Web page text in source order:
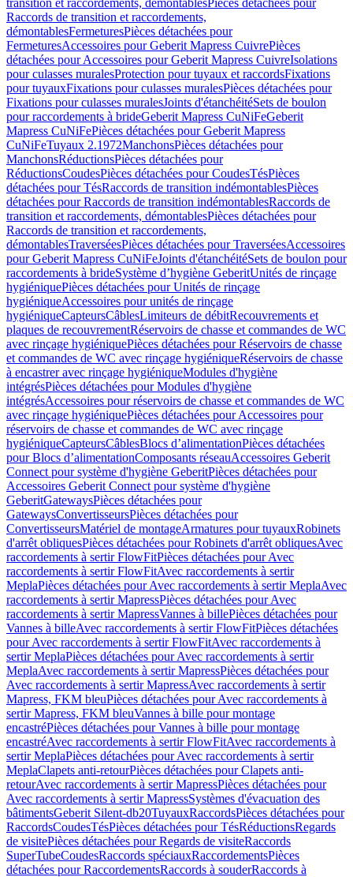
transition et raccordements, démontablesPièces détachées pour
Raccords de transition et raccordements,
démontablesFermeturesPièces détachées pour
FermeturesAccessoires pour Geberit Mapress CuivrePièces
détachées pour Accessoires pour Geberit Mapress CuivreIsolations
pour culasses muralesProtection pour tuyaux et raccordsFixations
pour tuyauxFixations pour culasses muralesPièces détachées pour
Fixations pour culasses muralesJoints d'étanchéitéSets de boulon
pour raccordements à brideGeberit Mapress CuNiFeGeberit
Mapress CuNiFePièces détachées pour Geberit Mapress
CuNiFeTuyaux 2.1972ManchonsPièces détachées pour
ManchonsRéductionsPièces détachées pour
RéductionsCoudesPièces détachées pour CoudesTésPièces
détachées pour TésRaccords de transition indémontablesPièces
détachées pour Raccords de transition indémontablesRaccords de
transition et raccordements, démontablesPièces détachées pour
Raccords de transition et raccordements,
démontablesTraverséesPièces détachées pour TraverséesAccessoires
pour Geberit Mapress CuNiFeJoints d'étanchéitéSets de boulon pour
raccordements à brideSystème d’hygiène GeberitUnités de rinçage
hygiéniquePièces détachées pour Unités de rinçage
hygiéniqueAccessoires pour unités de rinçage
hygiéniqueCapteursCâblesLimiteurs de débitRecouvrements et
plaques de recouvrementRéservoirs de chasse et commandes de WC
avec rinçage hygiéniquePièces détachées pour Réservoirs de chasse
et commandes de WC avec rinçage hygiéniqueRéservoirs de chasse
à encastrer avec rinçage hygiéniqueModules d'hygiène
intégrésPièces détachées pour Modules d'hygiène
intégrésAccessoires pour réservoirs de chasse et commandes de WC
avec rinçage hygiéniquePièces détachées pour Accessoires pour
réservoirs de chasse et commandes de WC avec rinçage
hygiéniqueCapteursCâblesBlocs d’alimentationPièces détachées
pour Blocs d’alimentationComposants réseauAccessoires Geberit
Connect pour système d'hygiène GeberitPièces détachées pour
Accessoires Geberit Connect pour système d'hygiène
GeberitGatewaysPièces détachées pour
GatewaysConvertisseursPièces détachées pour
ConvertisseursMatériel de montageArmatures pour tuyauxRobinets
d'arrêt obliquesPièces détachées pour Robinets d'arrêt obliquesAvec
raccordements à sertir FlowFitPièces détachées pour Avec
raccordements à sertir FlowFitAvec raccordements à sertir
MeplaPièces détachées pour Avec raccordements à sertir MeplaAvec
raccordements à sertir MapressPièces détachées pour Avec
raccordements à sertir MapressVannes à billePièces détachées pour
Vannes à billeAvec raccordements à sertir FlowFitPièces détachées
pour Avec raccordements à sertir FlowFitAvec raccordements à
sertir MeplaPièces détachées pour Avec raccordements à sertir
MeplaAvec raccordements à sertir MapressPièces détachées pour
Avec raccordements à sertir MapressAvec raccordements à sertir
Mapress, FKM bleuPièces détachées pour Avec raccordements à
sertir Mapress, FKM bleuVannes à bille pour montage
encastréPièces détachées pour Vannes à bille pour montage
encastréAvec raccordements à sertir FlowFitAvec raccordements à
sertir MeplaPièces détachées pour Avec raccordements à sertir
MeplaClapets anti-retourPièces détachées pour Clapets anti-
retourAvec raccordements à sertir MapressPièces détachées pour
Avec raccordements à sertir MapressSystèmes d'évacuation des
bâtimentsGeberit Silent-db20TuyauxRaccordsPièces détachées pour
RaccordsCoudesTésPièces détachées pour TésRéductionsRegards
de visitePièces détachées pour Regards de visiteRaccords
SuperTubeCoudesRaccords spéciauxRaccordementsPièces
détachées pour RaccordementsRaccords à souderRaccords à